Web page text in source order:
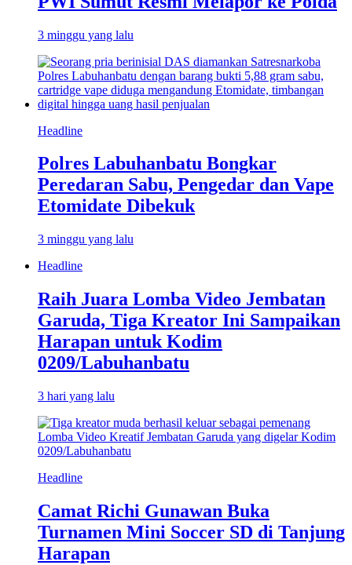
3 minggu yang lalu
Headline
Polres Labuhanbatu Bongkar
Peredaran Sabu, Pengedar dan Vape
Etomidate Dibekuk
3 minggu yang lalu
Headline
Raih Juara Lomba Video Jembatan
Garuda, Tiga Kreator Ini Sampaikan
Harapan untuk Kodim
0209/Labuhanbatu
3 hari yang lalu
Headline
Camat Richi Gunawan Buka
Turnamen Mini Soccer SD di Tanjung
Harapan